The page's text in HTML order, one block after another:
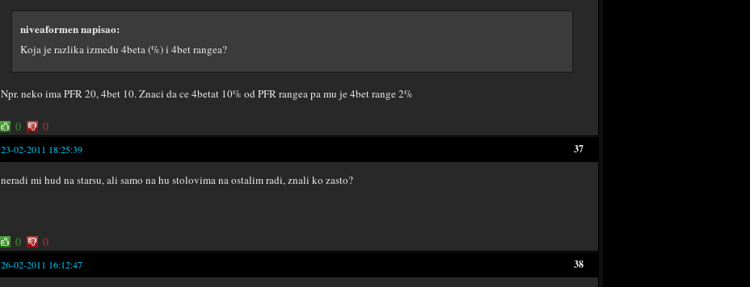
niveaformen napisao:
Koja je razlika između 4beta (%) i 4bet rangea?
Npr. neko ima PFR 20, 4bet 10. Znaci da ce 4betat 10% od PFR rangea pa mu je 4bet range 2%
0 0
37
23-02-2011 18:25:39
neradi mi hud na starsu, ali samo na hu stolovima na ostalim radi, znali ko zasto?
0 0
38
26-02-2011 16:12:47